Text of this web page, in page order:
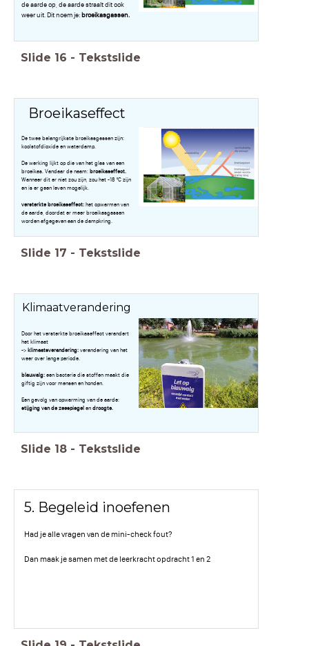
de aarde op, de aarde straalt dit ook
weer uit. Dit noem je:broeikasgassen.
Slide 16 - Tekstslide
Broeikaseffect
De twee belangrijkste broeikasgassen zijn:
koolstofdioxide en waterdamp.
De werking lijkt op die van het glas van een
broeikas. Vandaar de naam:broeikaseffect.
Wanneer dit er niet zou zijn, zou het -18 °C zijn
en is er geen leven mogelijk.
versterkte broeikaseffect:het opwarmen van
de aarde, doordat er meer broeikasgassen
worden afgegeven aan de dampkring.
Slide 17 - Tekstslide
Klimaatverandering
Door het versterkte broeikaseffect verandert
het klimaat
->klimaatsverandering:verandering van het
weer over lange periode.
blauwalg:een bacterie die stoffen maakt die
giftig zijn voor mensen en honden.
Een gevolg van opwarming van de aarde:
stijging van de zeespiegelendroogte.
Slide 18 - Tekstslide
5. Begeleid inoefenen
Had je alle vragen van de mini-check fout?
Dan maak je samen met de leerkracht opdracht 1 en 2